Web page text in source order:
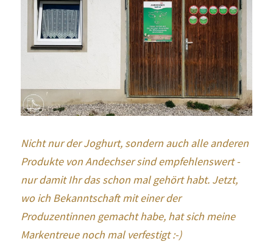
Nicht nur der Joghurt, sondern auch alle anderen
Produkte von Andechser sind empfehlenswert -
nur damit Ihr das schon mal gehört habt. Jetzt,
wo ich Bekanntschaft mit einer der
Produzentinnen gemacht habe, hat sich meine
Markentreue noch mal verfestigt :-)